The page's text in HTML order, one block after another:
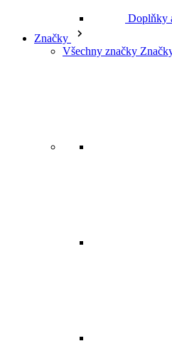
Všechny značky